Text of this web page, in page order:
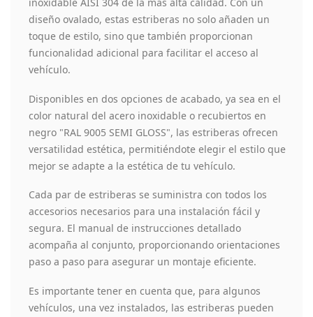
diseño ovalado, estas estriberas no solo añaden un
toque de estilo, sino que también proporcionan
funcionalidad adicional para facilitar el acceso al
vehículo.
Disponibles en dos opciones de acabado, ya sea en el
color natural del acero inoxidable o recubiertos en
negro "RAL 9005 SEMI GLOSS", las estriberas ofrecen
versatilidad estética, permitiéndote elegir el estilo que
mejor se adapte a la estética de tu vehículo.
Cada par de estriberas se suministra con todos los
accesorios necesarios para una instalación fácil y
segura. El manual de instrucciones detallado
acompaña al conjunto, proporcionando orientaciones
paso a paso para asegurar un montaje eficiente.
Es importante tener en cuenta que, para algunos
vehículos, una vez instalados, las estriberas pueden